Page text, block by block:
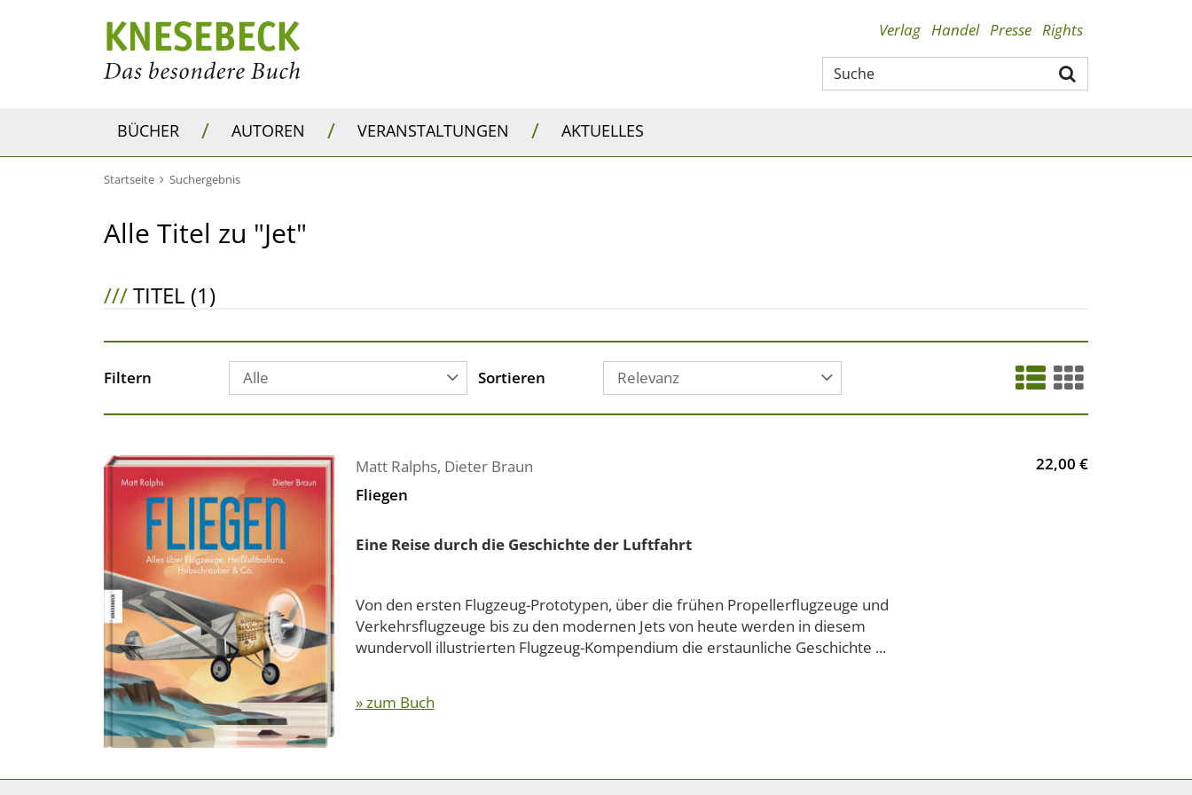
Verlag Handel Presse Rights
BÜCHER / AUTOREN / VERANSTALTUNGEN / AKTUELLES
Startseite Suchergebnis
Alle Titel zu "Jet"
///TITEL (1)
Filtern Alle Sortieren Relevanz
Matt Ralphs, Dieter Braun
Fliegen
Eine Reise durch die Geschichte der Luftfahrt
Von den ersten Flugzeug-Prototypen, über die frühen Propellerflugzeuge und
Verkehrsflugzeuge bis zu den modernen Jets von heute werden in diesem
wundervoll illustrierten Flugzeug-Kompendium die erstaunliche Geschichte ...
» zum Buch
22,00 €